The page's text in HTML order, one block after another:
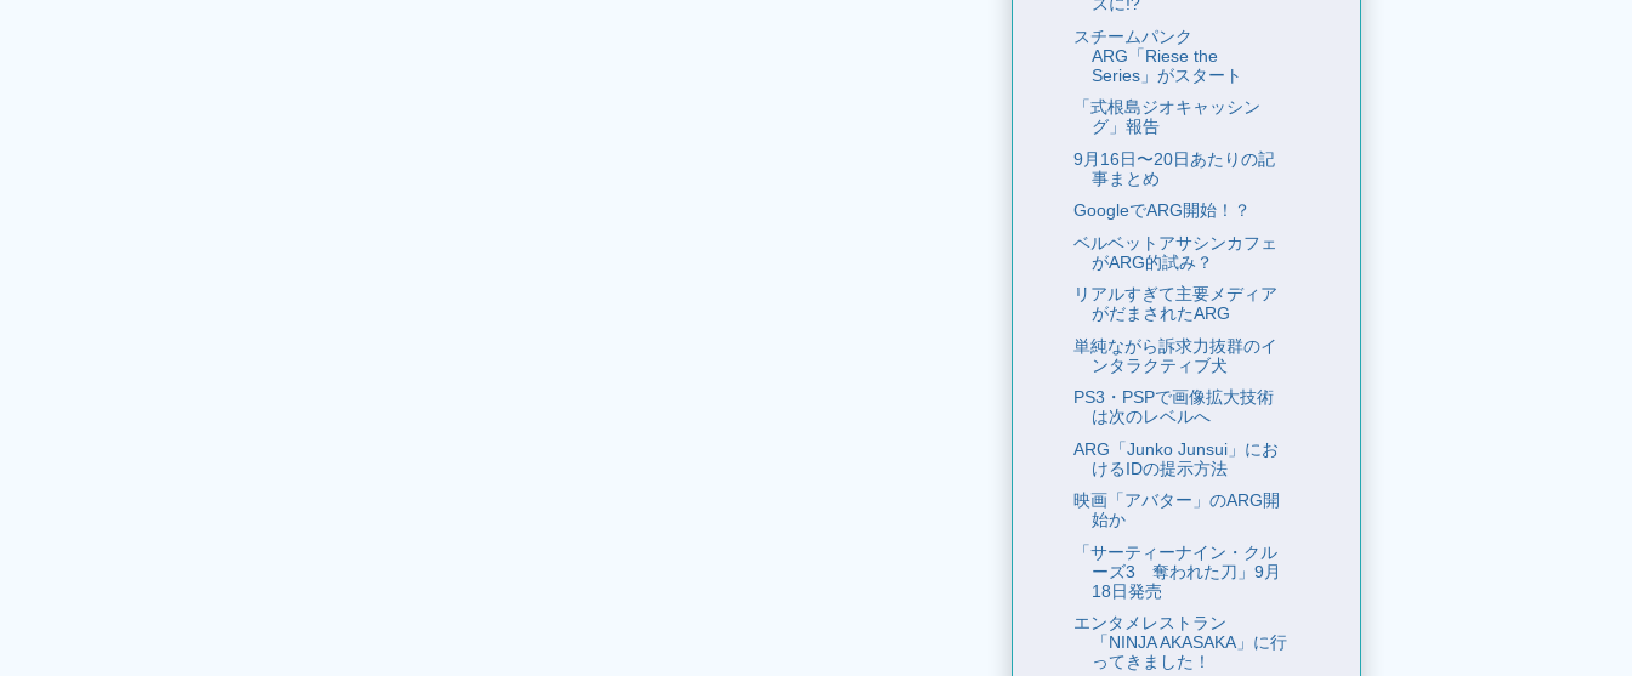
スチームパンク
ARG「Riese the
Series」がスタート
「式根島ジオキャッシン
グ」報告
9月16日〜20日あたりの記
事まとめ
GoogleでARG開始！？
ベルベットアサシンカフェ
がARG的試み？
リアルすぎて主要メディア
がだまされたARG
単純ながら訴求力抜群のイ
ンタラクティブ犬
PS3・PSPで画像拡大技術
は次のレベルへ
ARG「Junko Junsui」にお
けるIDの提示方法
映画「アバター」のARG開
始か
「サーティーナイン・クル
ーズ3 奪われた刀」9月
18日発売
エンタメレストラン
「NINJA AKASAKA」に行
ってきました！